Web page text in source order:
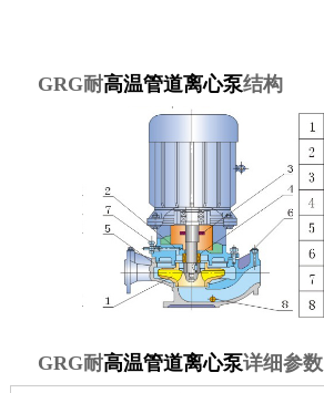
GRG耐高温管道离心泵结构
GRG耐高温管道离心泵详细参数